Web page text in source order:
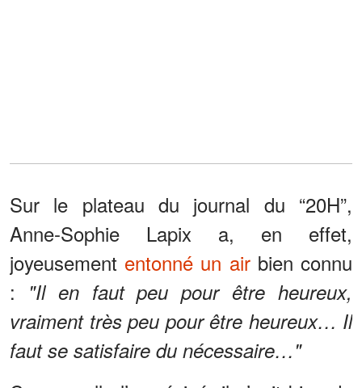
Sur le plateau du journal du “20H”,
Anne-Sophie Lapix a, en effet,
joyeusement entonné un airbien connu
:
"Il en faut peu pour être heureux,
vraiment très peu pour être heureux… Il
faut se satisfaire du nécessaire…"